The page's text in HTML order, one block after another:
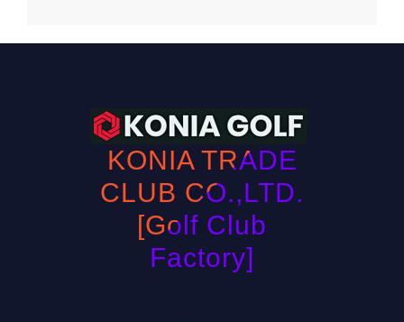
KONIA TRADE
CLUB CO.,LTD.
[Golf Club
Factory]